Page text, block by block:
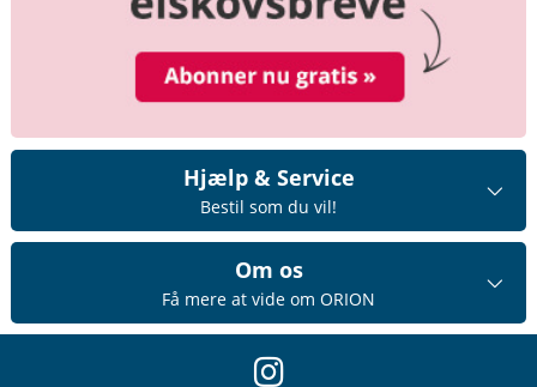
Hjælp & Service
Bestil som du vil!
Om os
Få mere at vide om ORION
instagram